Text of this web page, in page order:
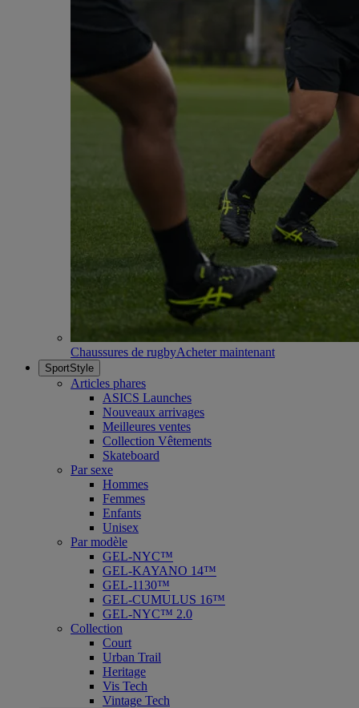
Chaussures de rugbyAcheter maintenant
SportStyle
Articles phares
ASICS Launches
Nouveaux arrivages
Meilleures ventes
Collection Vêtements
Skateboard
Par sexe
Hommes
Femmes
Enfants
Unisex
Par modèle
GEL-NYC™
GEL-KAYANO 14™
GEL-1130™
GEL-CUMULUS 16™
GEL-NYC™ 2.0
Collection
Court
Urban Trail
Heritage
Vis Tech
Vintage Tech